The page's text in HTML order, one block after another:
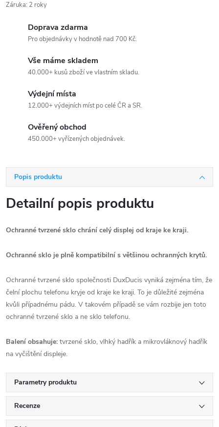
Záruka: 2 roky
Doprava zdarma
Pro objednávky v hodnotě nad 700 Kč.
Vše máme skladem
40.000+ kusů zboží ve vlastním skladu.
Výdejní místa
12.000+ výdejních míst po celé ČR a SR.
Ověřený obchod
450.000+ vyřízených objednávek.
Popis produktu
Detailní popis produktu
Ochranné tvrzené sklo chrání celý displej od kraje ke kraji.
Ochranné sklo je plně kompatibilní s většinou ochranných krytů.
Ochranné tvrzené sklo společnosti DuxDucis vyniká zejména tím, že
čelní plochu telefonu kryje od kraje ke kraji. To je důležité zejména
kvůli případnému pádu. V takovém případě se vám rozbije jen toto
ochranné tvrzené sklo a ne sklo telefonu.
Balení obsahuje: tvrzené sklo, vlhký hadřík a mikrovláknový hadřík
na vyčištění displeje.
Parametry produktu
Recenze